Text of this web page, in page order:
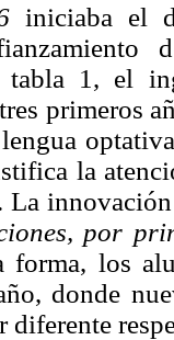
iniciaba el
tabla 1, el
primeros
la
La
por
forma, los
donde
diferente